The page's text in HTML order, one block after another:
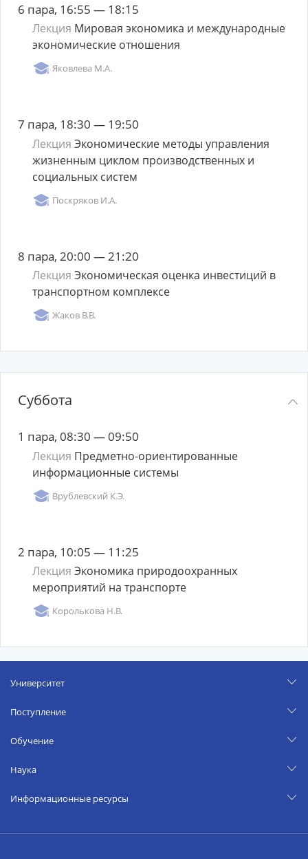
6 пара, 16:55 — 18:15
Лекция Мировая экономика и международные
экономические отношения
Яковлева М.А.
7 пара, 18:30 — 19:50
Лекция Экономические методы управления
жизненным циклом производственных и
социальных систем
Поскряков И.А.
8 пара, 20:00 — 21:20
Лекция Экономическая оценка инвестиций в
транспортном комплексе
Жаков В.В.
Суббота
1 пара, 08:30 — 09:50
Лекция Предметно-ориентированные
информационные системы
Врублевский К.Э.
2 пара, 10:05 — 11:25
Лекция Экономика природоохранных
мероприятий на транспорте
Королькова Н.В.
Университет
Поступление
Обучение
Наука
Информационные ресурсы